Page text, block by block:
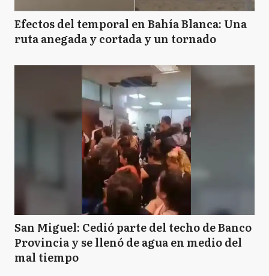
Efectos del temporal en Bahía Blanca: Una
ruta anegada y cortada y un tornado
San Miguel: Cedió parte del techo de Banco
Provincia y se llenó de agua en medio del
mal tiempo